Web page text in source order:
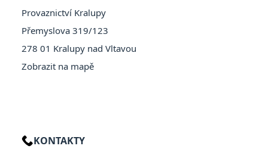
Provaznictví Kralupy
Přemyslova 319/123
278 01 Kralupy nad Vltavou
Zobrazit na mapě
KONTAKTY